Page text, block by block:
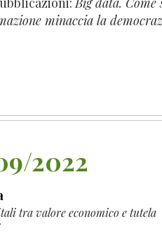
minaccia la
2022
tra valore economico e tutela